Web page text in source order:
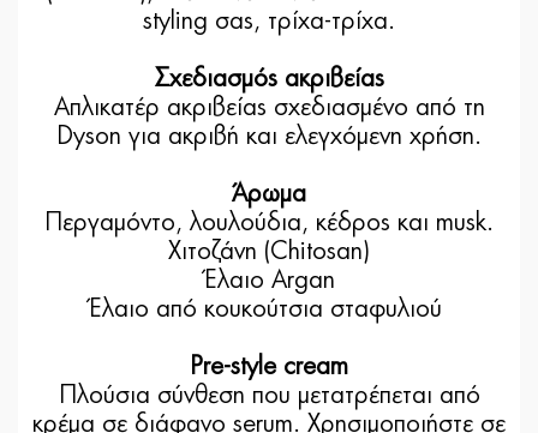
styling σας, τρίχα-τρίχα.
Σχεδιασμός ακριβείας
Απλικατέρ ακριβείας σχεδιασμένο από τη
Dyson για ακριβή και ελεγχόμενη χρήση.
Άρωμα
Περγαμόντο, λουλούδια, κέδρος και musk.
Χιτοζάνη (Chitosan)
Έλαιο Αrgan
Έλαιο από κουκούτσια σταφυλιού
Pre-style cream
Πλούσια σύνθεση που μετατρέπεται από
κρέμα σε διάφανο serum. Χρησιμοποιήστε σε